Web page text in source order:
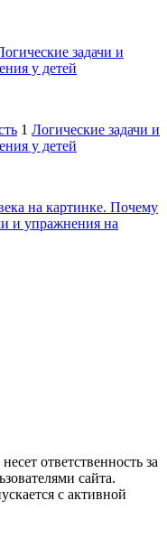
задачи и
у детей
1 Логические задачи и
у детей
на картинке. Почему
и упражнения на
ответственность за
сайта.
с активной